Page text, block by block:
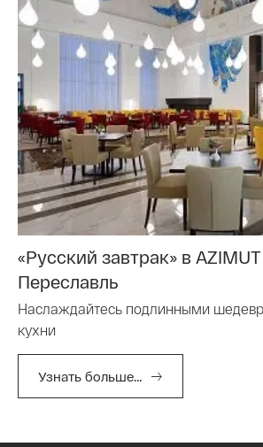
«Русский завтрак» в
Переславль
Наслаждайтесь подлинными
кухни
Узнать больше...